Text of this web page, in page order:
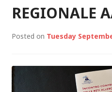
REGIONALE
Posted on Tuesday